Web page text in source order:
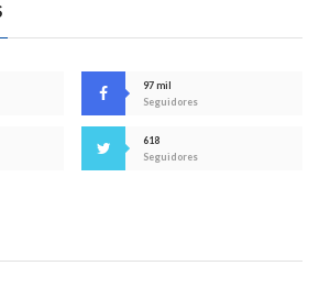
97 mil
Seguidores
618
Seguidores